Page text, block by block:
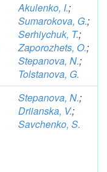
Akulenko, I.;
Sumarokova, G.;
Serhiychuk, T.;
Zaporozhets, O.;
Stepanova, N.;
Tolstanova, G.
Stepanova, N.;
Driianska, V.;
Savchenko, S.